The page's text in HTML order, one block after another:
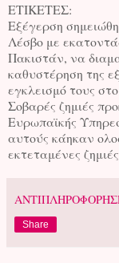
ΕΤΙΚΕΤΕΣ:
Εξέγερση
Λέσβο με
Πακιστάν, να
καθυστέρηση της
εγκλεισμό τους
Σοβαρές ζημιές
Ευρωπαϊκής
αυτούς κάηκαν
εκτεταμένες
Share